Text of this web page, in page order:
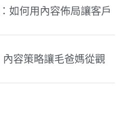
如何用內容佈局讓客戶
容策略讓毛爸媽從觀